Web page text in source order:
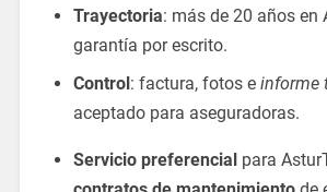
Trayectoria: más de 20 años en
garantía por escrito.
Control: factura, fotos e informe
aceptado para aseguradoras.
Servicio preferencialpara